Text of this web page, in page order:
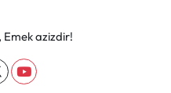
azizdir!